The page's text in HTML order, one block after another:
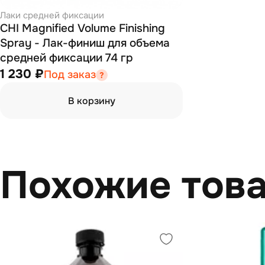
Лаки средней фиксации
CHI Magnified Volume Finishing
Spray - Лак-финиш для объема
средней фиксации 74 гр
1 230 ₽Под заказ
В корзину
Похожие